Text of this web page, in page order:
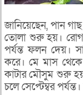
জানিয়েছেন, পান
তোলা শুরু হয়।
পর্যন্ত ফলন দেয়।
করে। মে মাস
কাটার মৌসুম শুরু
চলে সেপ্টেম্বর